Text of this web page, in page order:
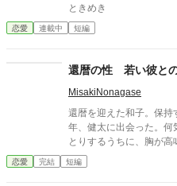
ときめき
恋愛 連載中 短編
還暦の性 若い彼と
MisakiNonagase
還暦を迎えた和子。保
年、健太に出会った。何
とりするうちに、胸が
咲く。 そんな還暦女性
恋愛 完結 短編